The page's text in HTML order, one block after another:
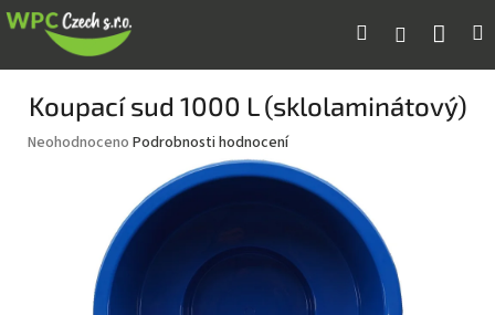
Přejít
na
Hledat Přihlášení
Koupací sud 1000 L (sklolaminátový)
Průměrné
hvězdiček.
Neohodnoceno Podrobnosti hodnocení